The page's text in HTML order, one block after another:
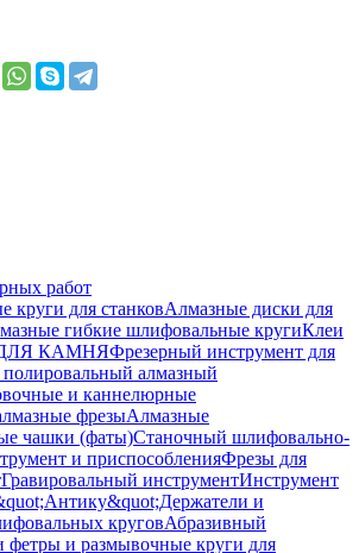
работ
круги для станковАлмазные диски для
гибкие шлифовальные кругиКлеи
КАМНЯФрезерный инструмент для
алмазный
и каннелюрные
фрезыАлмазные
чашки (фаты)Станочный шлифовально-
и приспособленияФрезы для
Гравировальный инструментИнструмент
Держатели и
круговАбразивный
фетры и размывочные круги для